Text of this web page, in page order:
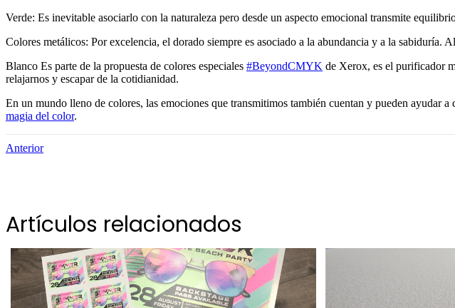
Verde: Es inevitable asociarlo con la naturaleza pero desde un aspecto emocional transmite
Colores metálicos: Por excelencia, el dorado siempre es asociado a la abundancia y a la
Blanco Es parte de la propuesta de colores especiales #BeyondCMYK de Xerox, es el purificador
relajarnos y escapar de la cotidianidad.
En un mundo lleno de colores, las emociones que transmitimos también cuentan y pueden ayudar
magia del color.
Anterior
Artículos relacionados